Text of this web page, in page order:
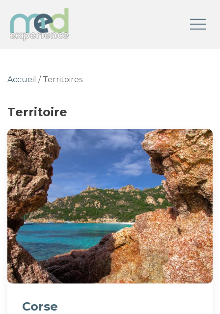
Accueil / Territoires
Territoire
Corse